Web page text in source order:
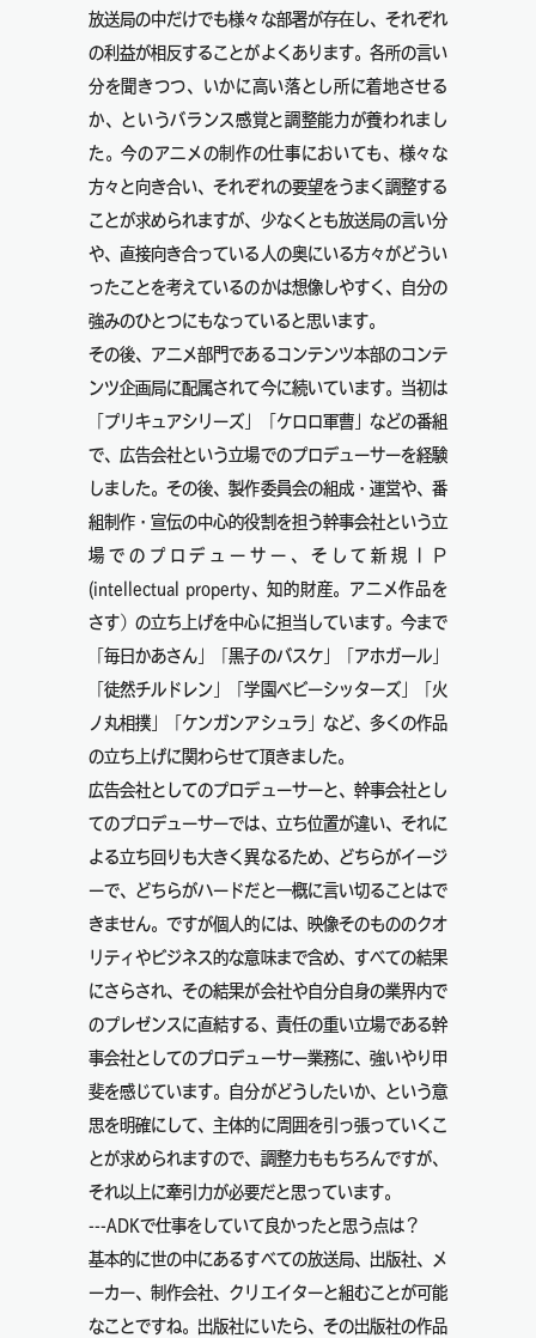
放送局の中だけでも様々な部署が存在し、それぞれ
の利益が相反することがよくあります。各所の言い
分を聞きつつ、いかに高い落とし所に着地させる
か、というバランス感覚と調整能力が養われまし
た。今のアニメの制作の仕事においても、様々な
方々と向き合い、それぞれの要望をうまく調整する
ことが求められますが、少なくとも放送局の言い分
や、直接向き合っている人の奥にいる方々がどうい
ったことを考えているのかは想像しやすく、自分の
強みのひとつにもなっていると思います。
その後、アニメ部門であるコンテンツ本部のコンテ
ンツ企画局に配属されて今に続いています。当初は
「プリキュアシリーズ」「ケロロ軍曹」などの番組
で、広告会社という立場でのプロデューサーを経験
しました。その後、製作委員会の組成・運営や、番
組制作・宣伝の中心的役割を担う幹事会社という立
場でのプロデューサー、そして新規ＩＰ
(intellectual property、知的財産。アニメ作品を
さす）の立ち上げを中心に担当しています。今まで
「毎日かあさん」「黒子のバスケ」「アホガール」
「徒然チルドレン」「学園ベビーシッターズ」「火
ノ丸相撲」「ケンガンアシュラ」など、多くの作品
の立ち上げに関わらせて頂きました。
広告会社としてのプロデューサーと、幹事会社とし
てのプロデューサーでは、立ち位置が違い、それに
よる立ち回りも大きく異なるため、どちらがイージ
ーで、どちらがハードだと一概に言い切ることはで
きません。ですが個人的には、映像そのもののクオ
リティやビジネス的な意味まで含め、すべての結果
にさらされ、その結果が会社や自分自身の業界内で
のプレゼンスに直結する、責任の重い立場である幹
事会社としてのプロデューサー業務に、強いやり甲
斐を感じています。自分がどうしたいか、という意
思を明確にして、主体的に周囲を引っ張っていくこ
とが求められますので、調整力ももちろんですが、
それ以上に牽引力が必要だと思っています。
---ADKで仕事をしていて良かったと思う点は？
基本的に世の中にあるすべての放送局、出版社、メ
ーカー、制作会社、クリエイターと組むことが可能
なことですね。出版社にいたら、その出版社の作品